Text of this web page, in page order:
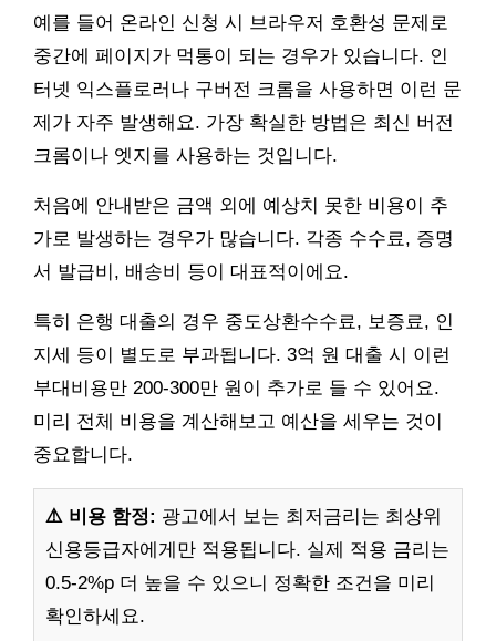
예를 들어 온라인 신청 시 브라우저 호환성 문제로
중간에 페이지가 먹통이 되는 경우가 있습니다. 인
터넷 익스플로러나 구버전 크롬을 사용하면 이런 문
제가 자주 발생해요. 가장 확실한 방법은 최신 버전
크롬이나 엣지를 사용하는 것입니다.
처음에 안내받은 금액 외에 예상치 못한 비용이 추
가로 발생하는 경우가 많습니다. 각종 수수료, 증명
서 발급비, 배송비 등이 대표적이에요.
특히 은행 대출의 경우 중도상환수수료, 보증료, 인
지세 등이 별도로 부과됩니다. 3억 원 대출 시 이런
부대비용만 200-300만 원이 추가로 들 수 있어요.
미리 전체 비용을 계산해보고 예산을 세우는 것이
중요합니다.
⚠️ 비용 함정: 광고에서 보는 최저금리는 최상위
신용등급자에게만 적용됩니다. 실제 적용 금리는
0.5-2%p 더 높을 수 있으니 정확한 조건을 미리
확인하세요.